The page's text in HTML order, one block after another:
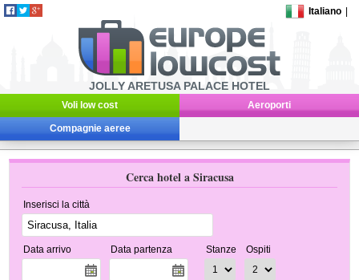
Italiano
JOLLY ARETUSA PALACE HOTEL
Voli low cost Aeroporti
Compagnie aeree
Cerca hotel a Siracusa
Inserisci la città
Data arrivo Data partenza Stanze Ospiti